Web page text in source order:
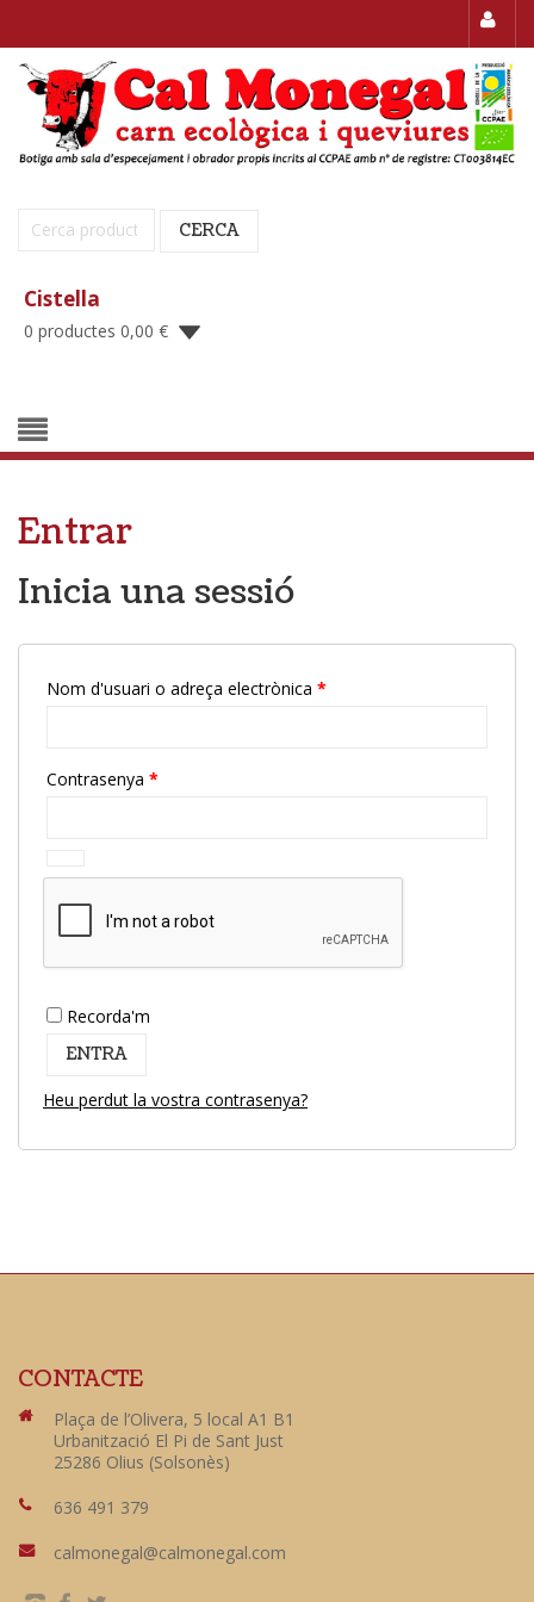
Cerca: CERCA
Cistella
0 productes 0,00 €
Entrar
Inicia una sessió
Nom d'usuari o adreça electrònica *
Contrasenya *
Recorda'm
ENTRA
Heu perdut la vostra contrasenya?
CONTACTE
Plaça de l’Olivera, 5 local A1 B1
Urbanització El Pi de Sant Just
25286 Olius (Solsonès)
636 491 379
calmonegal@calmonegal.com